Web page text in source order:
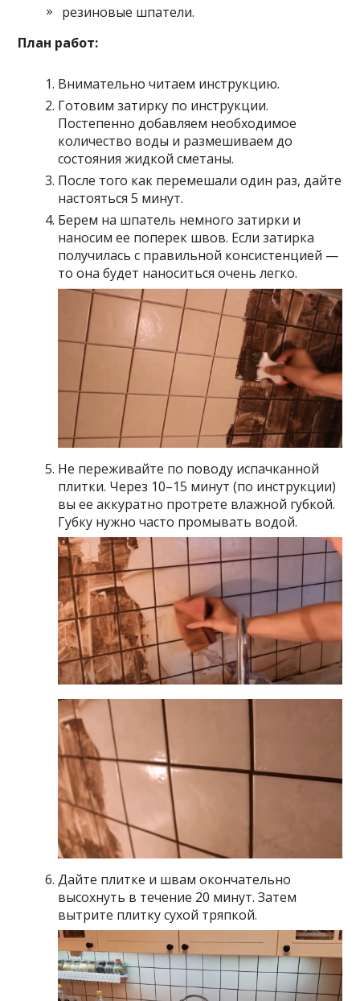
резиновые шпатели.
План работ:
Внимательно читаем инструкцию.
Готовим затирку по инструкции.
Постепенно добавляем необходимое
количество воды и размешиваем до
состояния жидкой сметаны.
После того как перемешали один раз, дайте
настояться 5 минут.
Берем на шпатель немного затирки и
наносим ее поперек швов. Если затирка
получилась с правильной консистенцией —
то она будет наноситься очень легко.
Не переживайте по поводу испачканной
плитки. Через 10–15 минут (по инструкции)
вы ее аккуратно протрете влажной губкой.
Губку нужно часто промывать водой.
Дайте плитке и швам окончательно
высохнуть в течение 20 минут. Затем
вытрите плитку сухой тряпкой.